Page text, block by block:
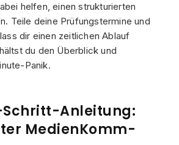
helfen, einen strukturierten
Teile deine Prüfungstermine und
dir einen zeitlichen Ablauf
du den Überblick und
Panik.
Anleitung:
MedienKomm-